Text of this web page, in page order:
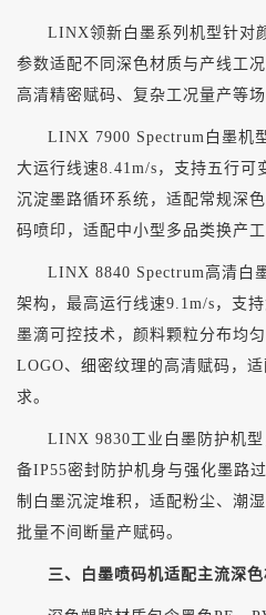
LINX领新白墨系列机型针对
参数适配不同深色材质与产线工
高清精密赋码、复杂工况量产等场
LINX 7900 Spectrum白墨机
大运行线速8.41m/s，支持五行可
沉淀墨路循环系统，适配常规深
码喷印，适配中小型多品类换产工
LINX 8840 Spectrum高清白
架构，最高运行线速9.1m/s，支
墨滴可控技术，颜料颗粒分布均
LOGO、细密纹理的高清赋码，
求。
LINX 9830工业白墨防护机
备IP55密封防护机身与强化墨路
制白墨沉淀堆积，适配粉尘、潮
批量不间断量产赋码。
三、白墨喷码机适配主流深